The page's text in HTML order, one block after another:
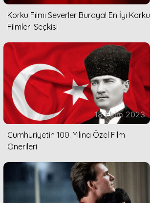
Korku Filmi Severler Buraya! En İyi Korku
Filmleri Seçkisi
18 Ekim 2023
Cumhuriyetin 100. Yılına Özel Film
Önerileri